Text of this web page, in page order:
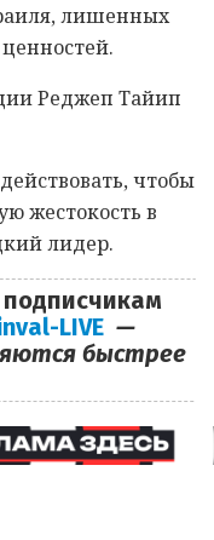
лишенных
Реджеп Тайип
чтобы
жестокость в
лидер.
LIVE —
быстрее